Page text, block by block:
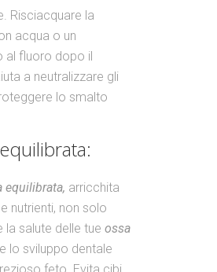
Risciacquare la
acqua o un
al fluoro dopo il
a neutralizzare gli
lo smalto
equilibrata, arricchita
nutrienti, non solo
la salute delle tue ossa
lo sviluppo dentale